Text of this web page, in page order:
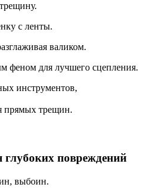
с ленты.
валиком.
феном для лучшего сцепления.
инструментов,
прямых трещин.
повреждений
выбоин.